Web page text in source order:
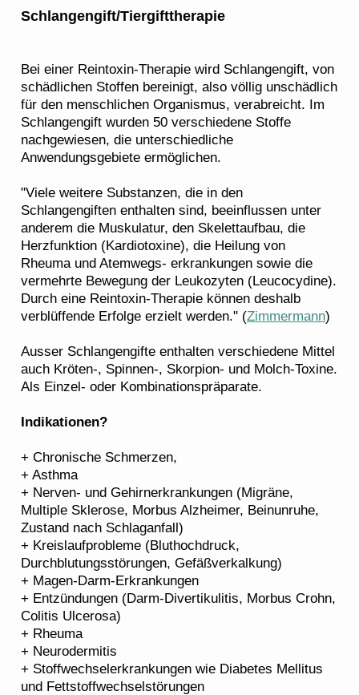
Schlangengift/Tiergifttherapie
Bei einer Reintoxin-Therapie wird Schlangengift, von
schädlichen Stoffen bereinigt, also völlig unschädlich
für den menschlichen Organismus, verabreicht. Im
Schlangengift wurden 50 verschiedene Stoffe
nachgewiesen, die unterschiedliche
Anwendungsgebiete ermöglichen.
"Viele weitere Substanzen, die in den
Schlangengiften enthalten sind, beeinflussen unter
anderem die Muskulatur, den Skelettaufbau, die
Herzfunktion (Kardiotoxine), die Heilung von
Rheuma und Atemwegs- erkrankungen sowie die
vermehrte Bewegung der Leukozyten (Leucocydine).
Durch eine Reintoxin-Therapie können deshalb
verblüffende Erfolge erzielt werden." (Zimmermann)
Ausser Schlangengifte enthalten verschiedene Mittel
auch Kröten-, Spinnen-, Skorpion- und Molch-Toxine.
Als Einzel- oder Kombinationspräparate.
Indikationen?
+ Chronische Schmerzen,
+ Asthma
+ Nerven- und Gehirnerkrankungen (Migräne,
Multiple Sklerose, Morbus Alzheimer, Beinunruhe,
Zustand nach Schlaganfall)
+ Kreislaufprobleme (Bluthochdruck,
Durchblutungsstörungen, Gefäßverkalkung)
+ Magen-Darm-Erkrankungen
+ Entzündungen (Darm-Divertikulitis, Morbus Crohn,
Colitis Ulcerosa)
+ Rheuma
+ Neurodermitis
+ Stoffwechselerkrankungen wie Diabetes Mellitus
und Fettstoffwechselstörungen